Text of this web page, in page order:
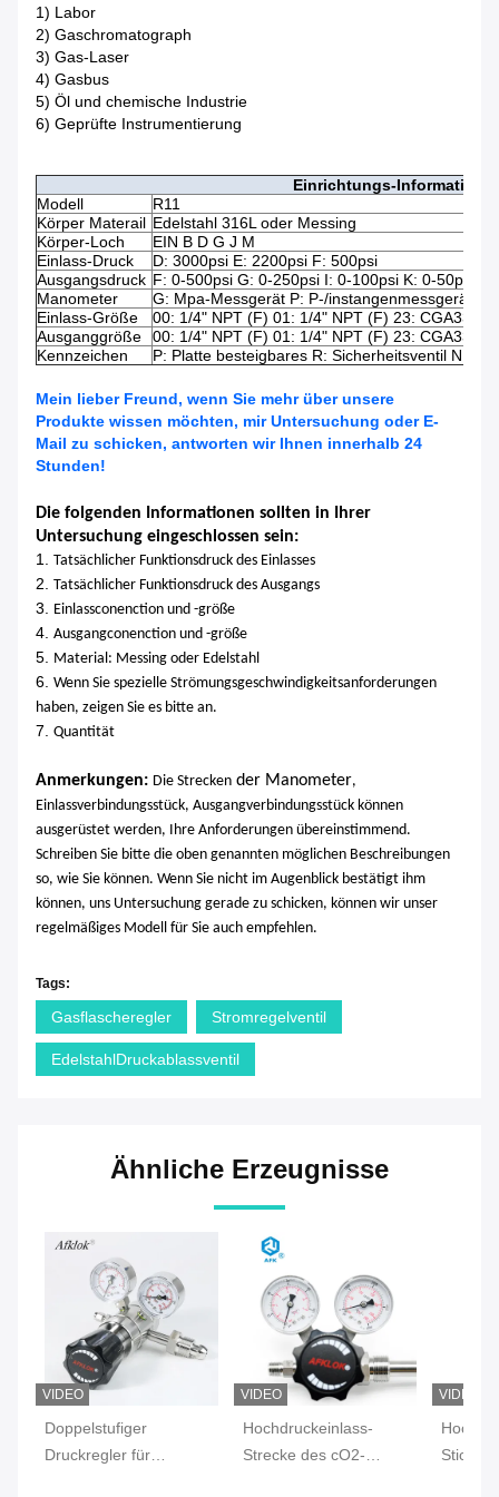
1) Labor
2) Gaschromatograph
3) Gas-Laser
4) Gasbus
5) Öl und chemische Industrie
6) Geprüfte Instrumentierung
Einrichtungs-
Modell
R11
Körper Materail Edelstahl 316L oder Messing
Körper-Loch
EIN B D G J M
Einlass-Druck
D: 3000psi E: 2200psi F: 500psi
Ausgangsdruck F: 0-500psi G: 0-250psi I: 0-100psi K: 0-50psi L:
Manometer
G: Mpa-Messgerät P: P-/instangenmessgerät
Einlass-Größe
00: 1/4" NPT (F) 01: 1/4" NPT (F) 23: CGA330
Ausganggröße
00: 1/4" NPT (F) 01: 1/4" NPT (F) 23: CGA330
Kennzeichen
P: Platte besteigbares R: Sicherheitsventil N:
Mein lieber Freund, wenn Sie mehr über unsere
Produkte wissen möchten, mirUntersuchung oder E-
Mail zu schicken, antworten wir Ihnen innerhalb 24
Stunden!
Die folgenden Informationen sollten in Ihrer
Untersuchung eingeschlossen sein:
1. Tatsächlicher Funktionsdruck des Einlasses
2. Tatsächlicher Funktionsdruck des Ausgangs
3. Einlassconenction und -größe
4. Ausgangconenction und -größe
5. Material: Messing oder Edelstahl
6. Wenn Sie spezielle Strömungsgeschwindigkeitsanforderungen
haben, zeigen Sie es bitte an.
7. Quantität
Anmerkungen: Die Strecken der Manometer,
Einlassverbindungsstück, Ausgangverbindungsstück können
ausgerüstet werden, Ihre Anforderungen übereinstimmend.
Schreiben Sie bitte die oben genannten möglichen Beschreibungen
so, wie Sie können. Wenn Sie nicht im Augenblick bestätigt ihm
können, uns Untersuchung gerade zu schicken, können wir unser
regelmäßiges Modell für Sie auch empfehlen.
Tags:
Gasflascheregler Stromregelventil
EdelstahlDruckablassventil
Ähnliche Erzeugnisse
VIDEO
Doppelstufiger
Druckregler für
VIDEO
Hochdruckeinlass-
Strecke des cO2-
VIDEO